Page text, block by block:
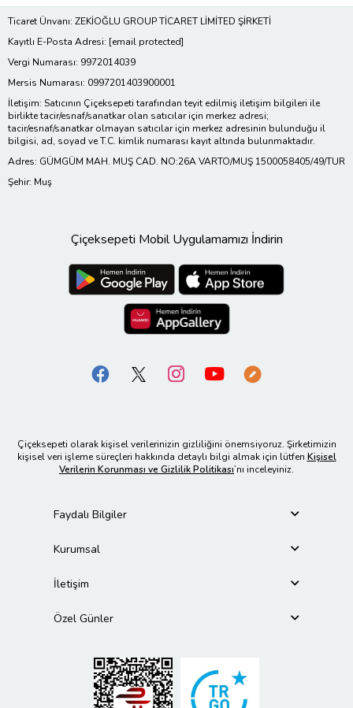
Ticaret Ünvanı: ZEKİOĞLU GROUP TİCARET LİMİTED ŞİRKETİ
Kayıtlı E-Posta Adresi: [email protected]
Vergi Numarası: 9972014039
Mersis Numarası: 0997201403900001
İletişim: Satıcının Çiçeksepeti tarafından teyit edilmiş iletişim bilgileri ile
birlikte tacir/esnaf/sanatkar olan satıcılar için merkez adresi;
tacir/esnaf/sanatkar olmayan satıcılar için merkez adresinin bulunduğu il
bilgisi, ad, soyad ve T.C. kimlik numarası kayıt altında bulunmaktadır.
Adres: GÜMGÜM MAH. MUŞ CAD. NO:26A VARTO/MUŞ 1500058405/49/TUR
Şehir: Muş
Çiçeksepeti Mobil Uygulamamızı İndirin
Çiçeksepeti olarak kişisel verilerinizin gizliliğini önemsiyoruz. Şirketimizin
kişisel veri işleme süreçleri hakkında detaylı bilgi almak için lütfen Kişisel
Verilerin Korunması ve Gizlilik Politikası’nı inceleyiniz.
Faydalı Bilgiler
Kurumsal
İletişim
Özel Günler